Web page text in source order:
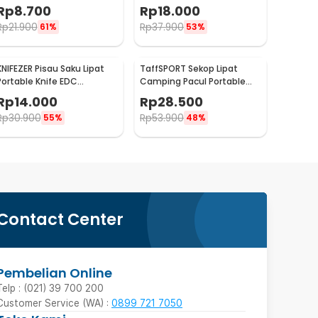
Starter - IMSK03
8.700
21.900 61%
Keychain Tool - ED26
Rp18.000
Rp37.900 53%
Pisau Saku Lipat
Knife EDC
ZDD01
14.000
30.900 55%
TaffSPORT Sekop Lipat
Camping Pacul Portable
Tactical Survival 40cm - 101
Rp28.500
Rp53.900 48%
Center
Online
: (021) 39 700 200
Service (WA) : 0899 721 7050